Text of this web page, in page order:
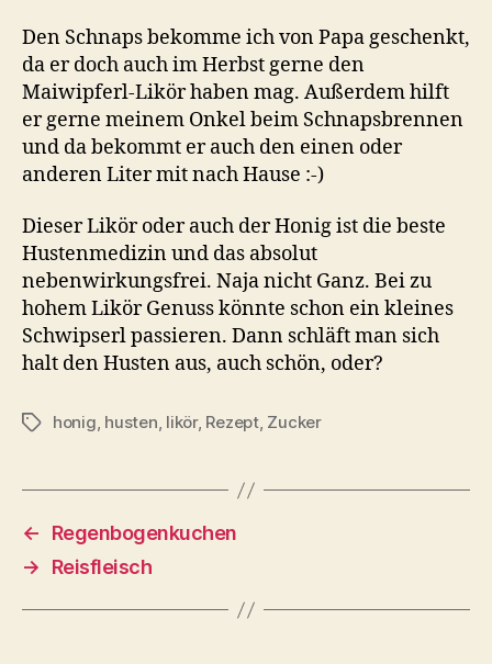
Den Schnaps bekomme ich von Papa geschenkt,
da er doch auch im Herbst gerne den
Maiwipferl-Likör haben mag. Außerdem hilft
er gerne meinem Onkel beim Schnapsbrennen
und da bekommt er auch den einen oder
anderen Liter mit nach Hause :-)
Dieser Likör oder auch der Honig ist die beste
Hustenmedizin und das absolut
nebenwirkungsfrei. Naja nicht Ganz. Bei zu
hohem Likör Genuss könnte schon ein kleines
Schwipserl passieren. Dann schläft man sich
halt den Husten aus, auch schön, oder?
Schlagwörter
honig, husten, likör, Rezept, Zucker
←
Regenbogenkuchen
→
Reisfleisch